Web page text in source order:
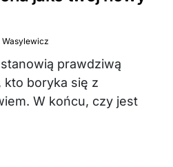
Wasylewicz
prawdziwą
kto boryka się z
W końcu, czy jest